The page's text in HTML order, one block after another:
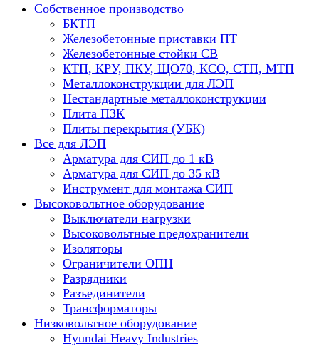
Собственное производство
БКТП
Железобетонные приставки ПТ
Железобетонные стойки СВ
КТП, КРУ, ПКУ, ЩО70, КСО, СТП, МТП
Металлоконструкции для ЛЭП
Нестандартные металлоконструкции
Плита ПЗК
Плиты перекрытия (УБК)
Все для ЛЭП
Арматура для СИП до 1 кВ
Арматура для СИП до 35 кВ
Инструмент для монтажа СИП
Высоковольтное оборудование
Выключатели нагрузки
Высоковольтные предохранители
Изоляторы
Ограничители ОПН
Разрядники
Разъединители
Трансформаторы
Низковольтное оборудование
Hyundai Heavy Industries